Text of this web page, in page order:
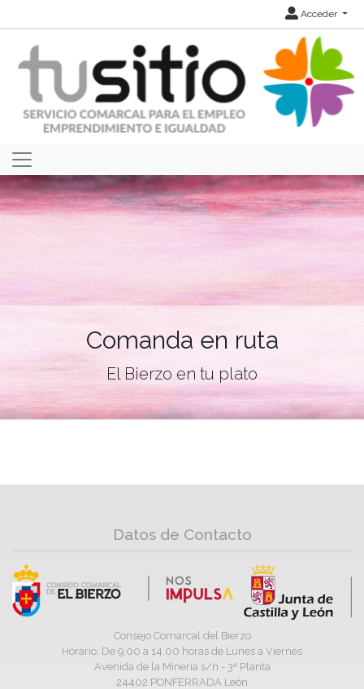
Acceder
Comanda en ruta
El Bierzo en tu plato
Datos de Contacto
Consejo Comarcal del Bierzo
Horario: De 9,00 a 14,00 horas de Lunes a Viernes
Avenida de la Minería s/n - 3ª Planta
24402 PONFERRADA León